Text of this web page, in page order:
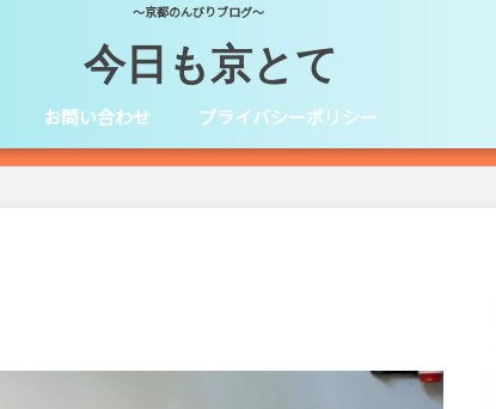
～京都のんびりブログ～
今日も京とて
お問い合わせ プライバシーポリシー